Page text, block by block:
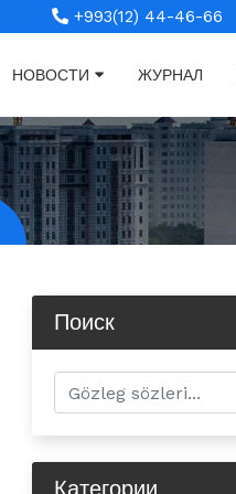
+993(12) 44-46-66
НОВОСТИ ЖУРНАЛ
Поиск
Категории